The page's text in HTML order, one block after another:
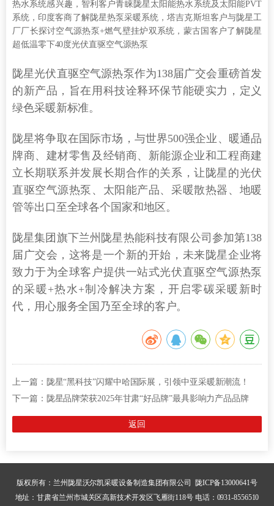
热水系统感兴趣，智利客户青睐陇星太阳能热水系统及太阳能PVT
系统，印度客商了解陇星热泵采暖系统，塔吉克斯坦客户与陇星工
厂厂长探讨空气源热泵+燃气壁挂炉双系统，蒙古国客户了解陇星
超低温零下40度光伏直驱空气源热泵
陇星光伏直驱空气源热泵作为138届广交会重磅首发
的新产品，旨在用科技诠释环保节能硬实力，定义
绿色采暖新标准。
陇星将争取在国际市场，与世界500强企业、暖通品
牌商、建材零售及经销商、新能源企业和工程商建
立长期联系并发展长期合作的关系，让陇星的光伏
直驱空气源热泵、太阳能产品、采暖散热器、地暖
管等出口至全球各个国家和地区。
陇星集团旗下兰州陇星热能科技有限公司参加第138
届广交会，这将是一个新的开始，未来陇星企业将
致力于为全球客户提供一站式光伏直驱空气源热泵
的采暖+热水+制冷解决方案，开启零碳采暖新时
代，用心服务全国乃至全球的客户。
上一篇： 陇星“黑科技”闪耀中哈国际展，引领中亚采暖新潮流！
下一篇： 陇星品牌荣获2025年甘肃“好品牌”最具影响力产品品牌
返回
版权所有：兰州陇星沃尔凯采暖设备制造集团有限公司 陇ICP备13000641号
地址：甘肃省兰州市城关区高新技术开发区飞雁街118号 电话：0931-8556510